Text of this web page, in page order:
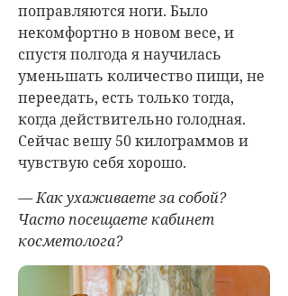
поправляются ноги. Было
некомфортно в новом весе, и
спустя полгода я научилась
уменьшать количество пищи, не
переедать, есть только тогда,
когда действительно голодная.
Сейчас вешу 50 килограммов и
чувствую себя хорошо.
— Как ухаживаете за собой?
Часто посещаете кабинет
косметолога?